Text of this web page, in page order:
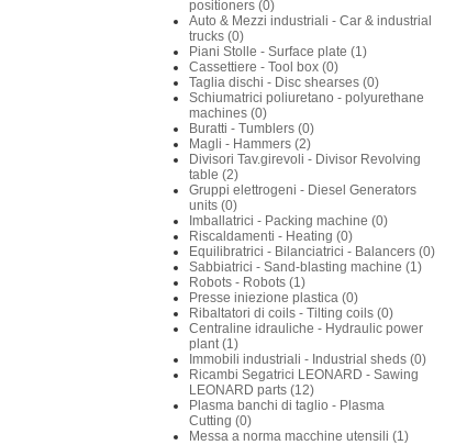
positioners (0)
Auto & Mezzi industriali - Car & industrial
trucks (0)
Piani Stolle - Surface plate (1)
Cassettiere - Tool box (0)
Taglia dischi - Disc shearses (0)
Schiumatrici poliuretano - polyurethane
machines (0)
Buratti - Tumblers (0)
Magli - Hammers (2)
Divisori Tav.girevoli - Divisor Revolving
table (2)
Gruppi elettrogeni - Diesel Generators
units (0)
Imballatrici - Packing machine (0)
Riscaldamenti - Heating (0)
Equilibratrici - Bilanciatrici - Balancers (0)
Sabbiatrici - Sand-blasting machine (1)
Robots - Robots (1)
Presse iniezione plastica (0)
Ribaltatori di coils - Tilting coils (0)
Centraline idrauliche - Hydraulic power
plant (1)
Immobili industriali - Industrial sheds (0)
Ricambi Segatrici LEONARD - Sawing
LEONARD parts (12)
Plasma banchi di taglio - Plasma
Cutting (0)
Messa a norma macchine utensili (1)